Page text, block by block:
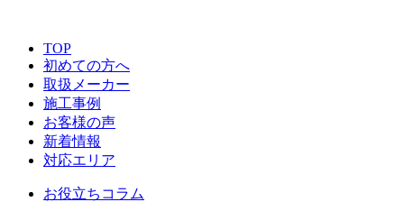
TOP
初めての方へ
取扱メーカー
施工事例
お客様の声
新着情報
対応エリア
お役立ちコラム